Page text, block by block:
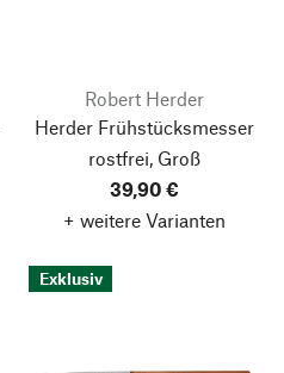
Robert Herder
Herder Frühstücksmesser
rostfrei, Groß
39,90 €
+ weitere Varianten
Exklusiv